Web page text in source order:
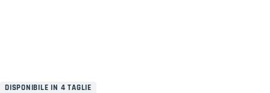
DISPONIBILE IN 4 TAGLIE